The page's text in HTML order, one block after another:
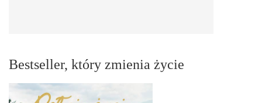
Bestseller, który zmienia życie